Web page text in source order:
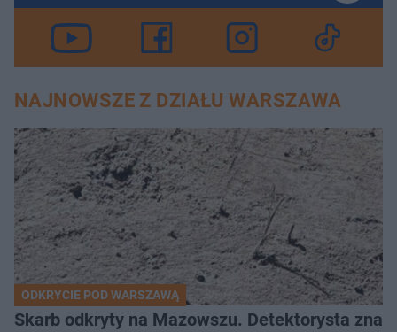
NAJNOWSZE Z DZIAŁU WARSZAWA
ODKRYCIE POD WARSZAWĄ
Skarb odkryty na Mazowszu. Detektorysta